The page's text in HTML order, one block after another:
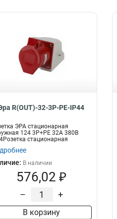
R(OUT)-32-3P-PE-IP44
ЭРА стационарная
124 3Р+РЕ 32А 380В
стационарная
3Р+РЕ
В наличии
576,02 ₽
– +
В корзину